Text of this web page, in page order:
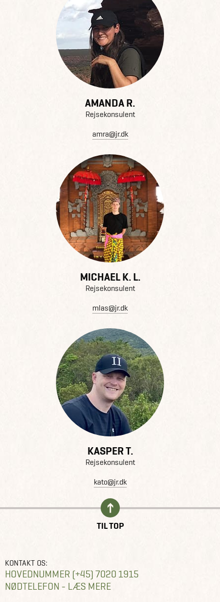
AMANDA R.
Rejsekonsulent
amra@jr.dk
MICHAEL K. L.
Rejsekonsulent
mlas@jr.dk
KASPER T.
Rejsekonsulent
kato@jr.dk
TIL TOP
KONTAKT OS:
HOVEDNUMMER (+45) 7020 1915
NØDTELEFON - LÆS MERE